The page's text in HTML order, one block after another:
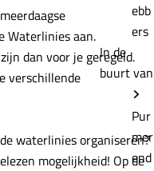
ebb
ers
In de
buurt van
Pur
mer
end
Waterlinies aan.
dan voor je geregeld.
verschillende
waterlinies organiseren?
mogelijkheid! Op de